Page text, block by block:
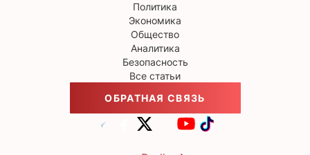
Политика
Экономика
Общество
Аналитика
Безопасность
Все статьи
ОБРАТНАЯ СВЯЗЬ